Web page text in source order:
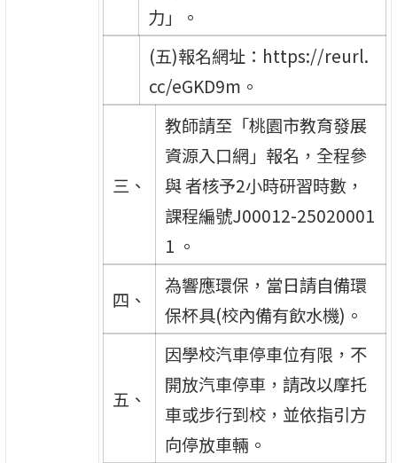
力」。
(五)報名網址：https://reurl.
cc/eGKD9m。
三、
教師請至「桃園市教育發展
資源入口網」報名，全程參
與 者核予2小時研習時數，
課程編號J00012-25020001
1 。
四、
為響應環保，當日請自備環
保杯具(校內備有飲水機)。
五、
因學校汽車停車位有限，不
開放汽車停車，請改以摩托
車或步行到校，並依指引方
向停放車輛。